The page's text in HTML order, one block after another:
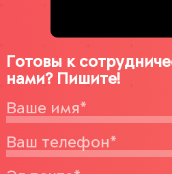
Готовы к
нами? Пишите!